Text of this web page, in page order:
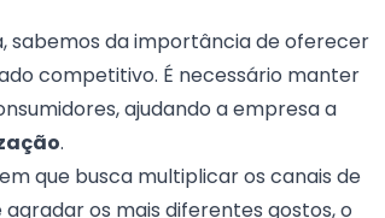
sabemos da importância de oferecer
competitivo. É necessário manter
ajudando a empresa a
.
que busca multiplicar os canais de
os mais diferentes gostos, o